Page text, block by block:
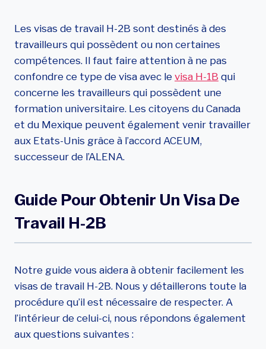
Les visas de travail H-2B sont destinés à des
travailleurs qui possèdent ou non certaines
compétences. Il faut faire attention à ne pas
confondre ce type de visa avec le visa H-1B qui
concerne les travailleurs qui possèdent une
formation universitaire. Les citoyens du Canada
et du Mexique peuvent également venir travailler
aux Etats-Unis grâce à l’accord ACEUM,
successeur de l’ALENA.
Guide Pour Obtenir Un Visa De
Travail H-2B
Notre guide vous aidera à obtenir facilement les
visas de travail H-2B. Nous y détaillerons toute la
procédure qu’il est nécessaire de respecter. A
l’intérieur de celui-ci, nous répondons également
aux questions suivantes :